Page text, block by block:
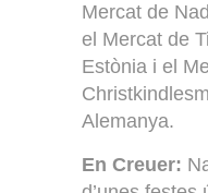
Mercat de
el Mercat de
Estònia i el
Alemanya.
En Creuer: